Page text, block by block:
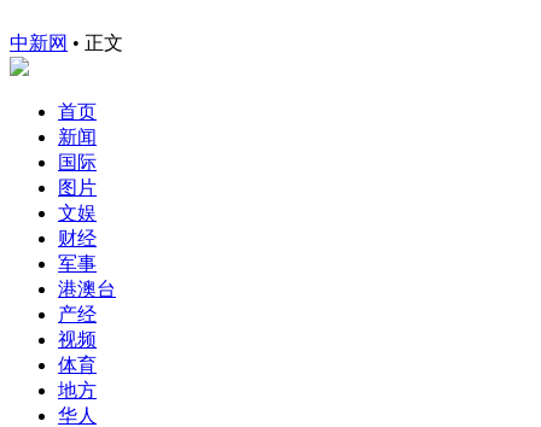
中新网 • 正文
首页
新闻
国际
图片
文娱
财经
军事
港澳台
产经
视频
体育
地方
华人